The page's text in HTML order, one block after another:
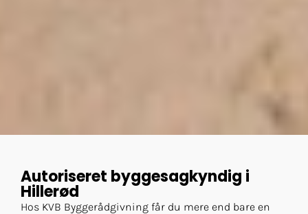
Autoriseret byggesagkyndig i
Hillerød
Hos KVB Byggerådgivning får du mere end bare en